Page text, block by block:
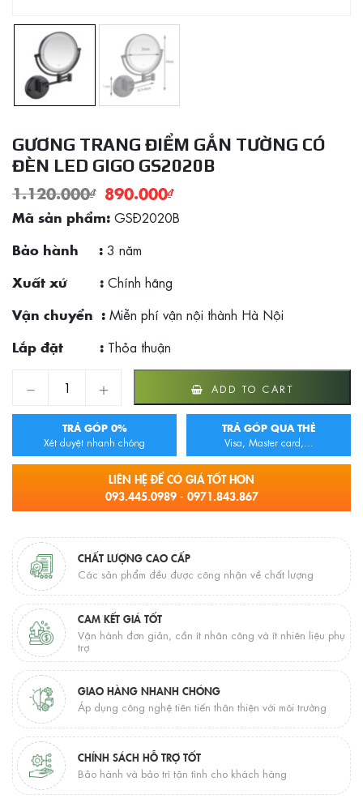
GƯƠNG TRANG ĐIỂM GẮN TƯỜNG CÓ
ĐÈN LED GIGO GS2020B
1.120.000₫ 890.000₫
Mã sản phẩm: GSĐ2020B
Bảo hành : 3 năm
Xuất xứ : Chính hãng
Vận chuyển : Miễn phí vận nội thành Hà Nội
Lắp đặt : Thỏa thuận
ADD TO CART
TRẢ GÓP 0%
Xét duyệt nhanh chóng
TRẢ GÓP QUA THẺ
Visa, Master card,...
LIÊN HỆ ĐỂ CÓ GIÁ TỐT HƠN
093.445.0989 - 0971.843.867
CHẤT LƯỢNG CAO CẤP
Các sản phẩm đều được công nhận về chất lượng
CAM KẾT GIÁ TỐT
Vận hành đơn giản, cần ít nhân công và ít nhiên liệu phụ
trợ
GIAO HÀNG NHANH CHÓNG
Áp dụng công nghệ tiên tiến thân thiện với môi trường
CHÍNH SÁCH HỖ TRỢ TỐT
Bảo hành và bảo trì tận tình cho khách hàng